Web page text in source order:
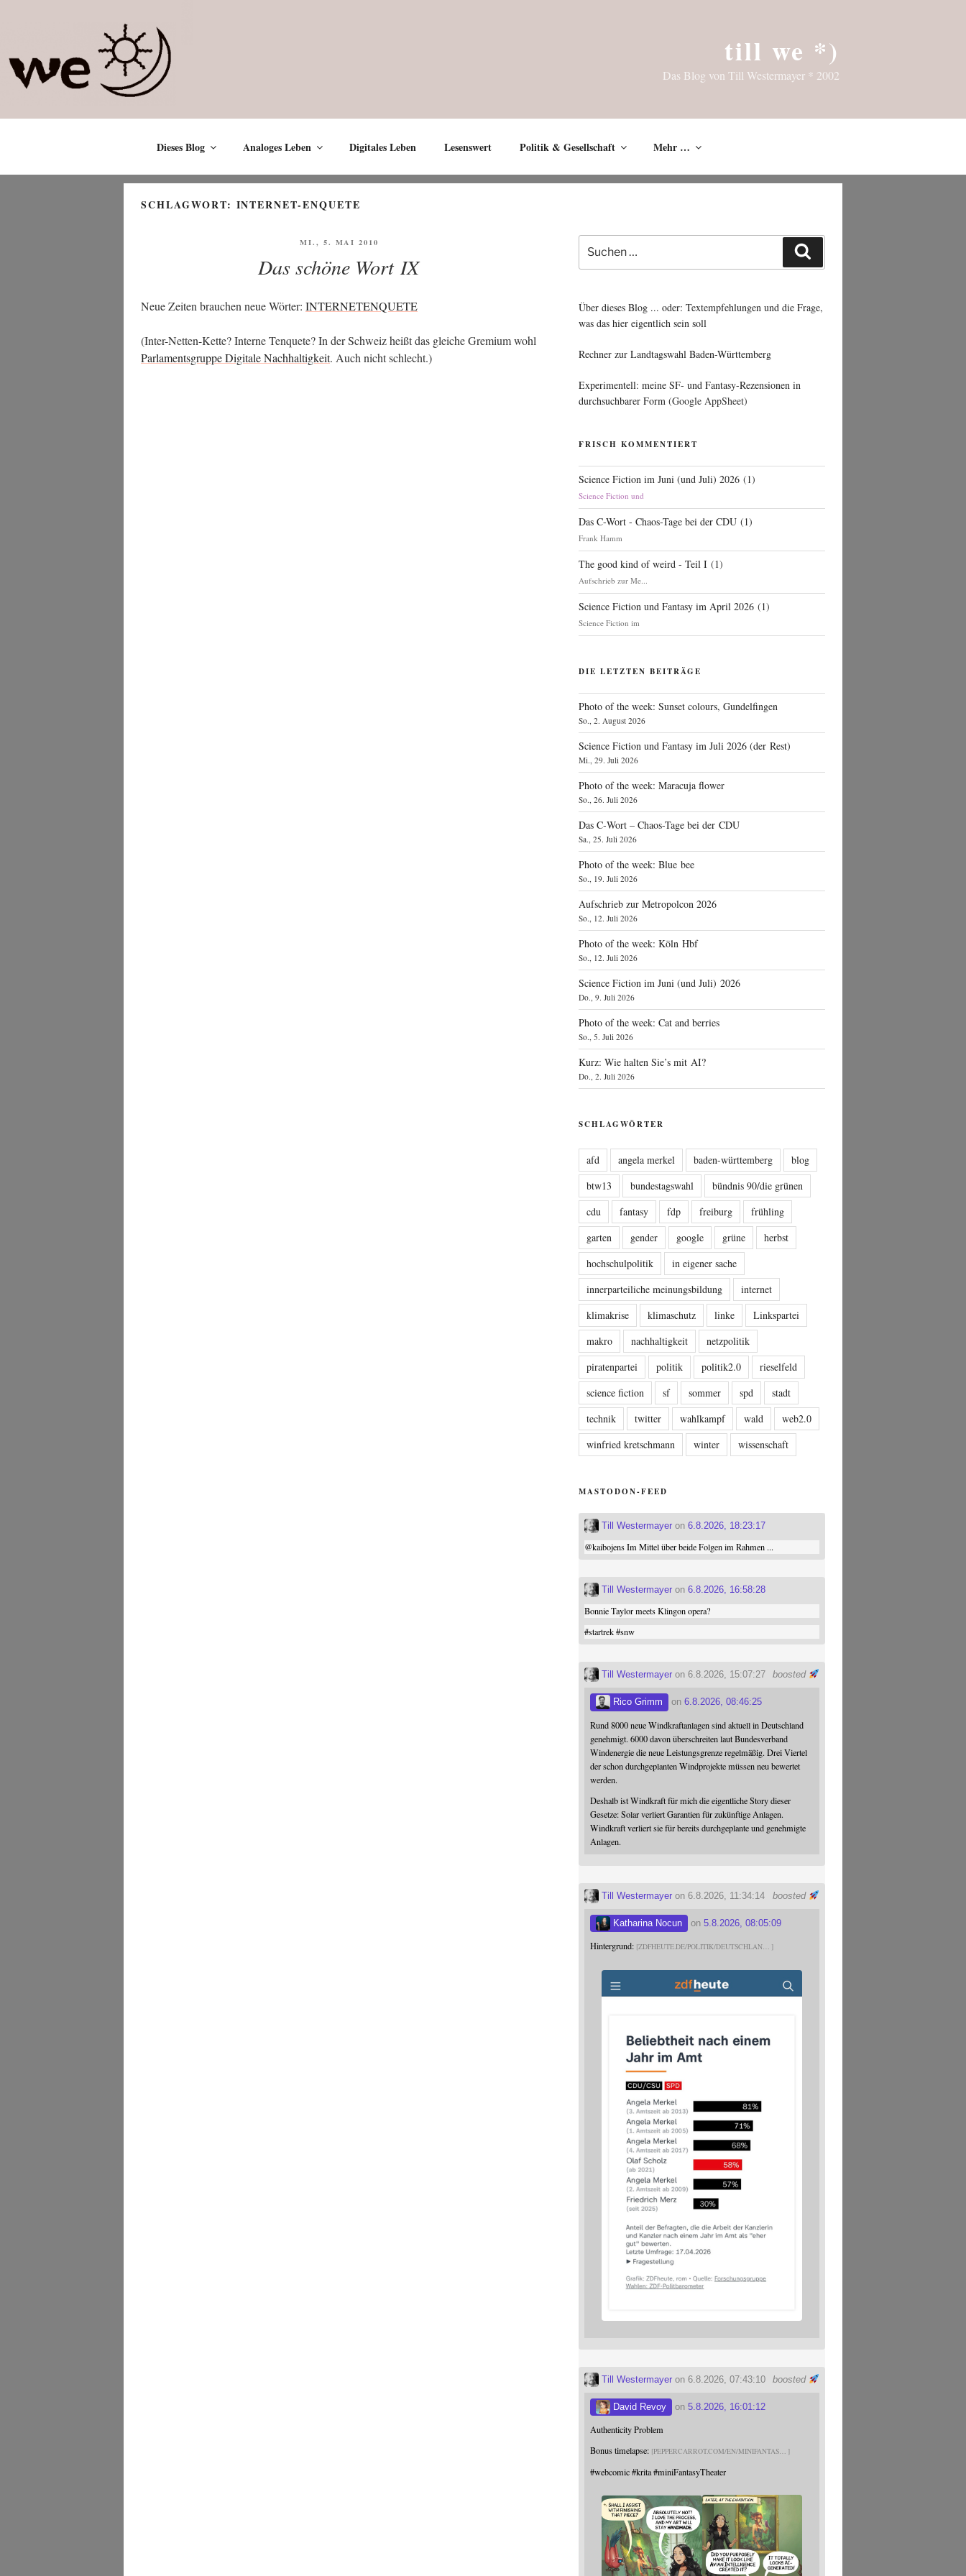
till we *)
Das Blog von Till Westermayer * 2002
Dieses Blog Analoges Leben Digitales Leben Lesenswert Politik & Gesellschaft Mehr …
SCHLAGWORT: INTERNET-ENQUETE
VERÖFFENTLICHT
MI., 5. MAI 2010
Das schöne Wort IX
Neue Zei­ten brau­chen neue Wör­ter: INTERNETENQUETE
(Inter-Net­ten-Ket­te? Inter­ne Ten­quete? In der Schweiz heißt das glei­che Gre­mi­um wohl
Par­la­ments­grup­pe Digi­ta­le Nach­hal­tig­keit. Auch nicht schlecht.)
Suche
nach:
Über dieses Blog ... oder: Textempfehlungen und die Frage,
was das hier eigentlich sein soll
Rechner zur Landtagswahl Baden-Württemberg
Experimentell: meine SF- und Fantasy-Rezensionen in
durchsuchbarer Form (Google AppSheet)
FRISCH KOMMENTIERT
Science Fiction im Juni (und Juli) 2026 (1)
Science Fiction und
Das C-Wort - Chaos-Tage bei der CDU (1)
Frank Hamm
The good kind of weird - Teil I (1)
Aufschrieb zur Me...
Science Fiction und Fantasy im April 2026 (1)
Science Fiction im
DIE LETZTEN BEITRÄGE
Photo of the week: Sunset colours, Gundelfingen
So., 2. August 2026
Science Fiction und Fantasy im Juli 2026 (der Rest)
Mi., 29. Juli 2026
Photo of the week: Maracuja flower
So., 26. Juli 2026
Das C‑Wort – Chaos-Tage bei der CDU
Sa., 25. Juli 2026
Photo of the week: Blue bee
So., 19. Juli 2026
Aufschrieb zur Metropolcon 2026
So., 12. Juli 2026
Photo of the week: Köln Hbf
So., 12. Juli 2026
Science Fiction im Juni (und Juli) 2026
Do., 9. Juli 2026
Photo of the week: Cat and berries
So., 5. Juli 2026
Kurz: Wie halten Sie’s mit AI?
Do., 2. Juli 2026
SCHLAGWÖRTER
afd angela merkel baden-württemberg
blog
btw13
bundestagswahl
bündnis 90/die grünen
cdu
fantasy fdp freiburg
frühling
garten
gender google grüne
herbst
hochschulpolitik
in eigener sache
innerparteiliche meinungsbildung
internet
klimakrise
klimaschutz linke
Linkspartei
makro
nachhaltigkeit
netzpolitik
piratenpartei
politik politik2.0
rieselfeld
science fiction
sf sommer spd
stadt
technik
twitter wahlkampf wald
web2.0
winfried kretschmann
winter wissenschaft
MASTODON-FEED
Till Westermayer on6.8.2026, 18:23:17
@kaibojensIm Mittel über beide Folgen im Rahmen ...
Till Westermayer on6.8.2026, 16:58:28
Bonnie Taylor meets Klingon opera?
#startrek #snw
boosted
Till Westermayer on 6.8.2026, 15:07:27
Rico Grimm on6.8.2026, 08:46:25
Rund 8000 neue Windkraftanlagen sind aktuell in Deutschland
genehmigt. 6000 davon überschreiten laut Bundesverband
Windenergie die neue Leistungsgrenze regelmäßig. Drei Viertel
der schon durchgeplanten Windprojekte müssen neu bewertet
werden.
Deshalb ist Windkraft für mich die eigentliche Story dieser
Gesetze: Solar verliert Garantien für zukünftige Anlagen.
Windkraft verliert sie für bereits durchgeplante und genehmigte
Anlagen.
boosted
Till Westermayer on 6.8.2026, 11:34:14
Katharina Nocun on5.8.2026, 08:05:09
Hintergrund: ZDFHEUTE.DE/POLITIK/DEUTSCHLAN
boosted
Till Westermayer on 6.8.2026, 07:43:10
David Revoy on5.8.2026, 16:01:12
Authenticity Problem
Bonus timelapse: PEPPERCARROT.COM/EN/MINIFANTAS
#webcomic #krita#miniFantasyTheater